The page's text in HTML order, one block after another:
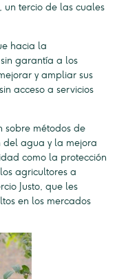
un tercio de las cuales
hacia la
garantía a los
y ampliar sus
acceso a servicios
sobre métodos de
del agua y la mejora
como la protección
agricultores a
Justo, que les
en los mercados